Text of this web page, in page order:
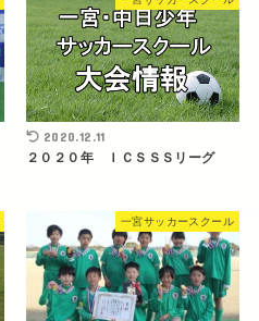
2020.12.11
２０２０年 ＩＣＳＳＳリーグ
一宮サッカースクール